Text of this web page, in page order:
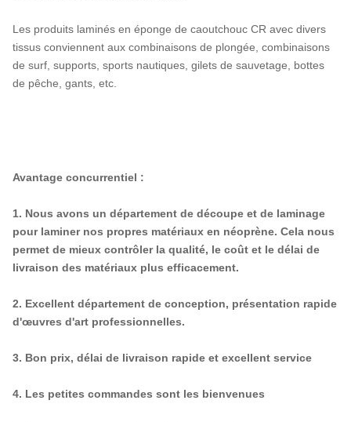
Les produits laminés en éponge de caoutchouc CR avec divers
tissus conviennent aux combinaisons de plongée, combinaisons
de surf, supports, sports nautiques, gilets de sauvetage, bottes
de pêche, gants, etc.
Avantage concurrentiel :
1. Nous avons un département de découpe et de laminage
pour laminer nos propres matériaux en néoprène. Cela nous
permet de mieux contrôler la qualité, le coût et le délai de
livraison des matériaux plus efficacement.
2. Excellent département de conception, présentation rapide
d'œuvres d'art professionnelles.
3. Bon prix, délai de livraison rapide et excellent service
4. Les petites commandes sont les bienvenues